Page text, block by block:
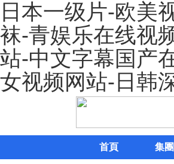
日本一级片-欧美
袜-青娱乐在线视
站-中文字幕国产
女视频网站-日韩
首頁 集